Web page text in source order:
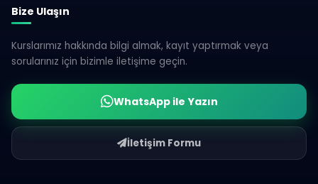
Bize Ulaşın
Kurslarımız hakkında bilgi almak, kayıt yaptırmak veya
sorularınız için bizimle iletişime geçin.
WhatsApp ile Yazın
İletişim Formu